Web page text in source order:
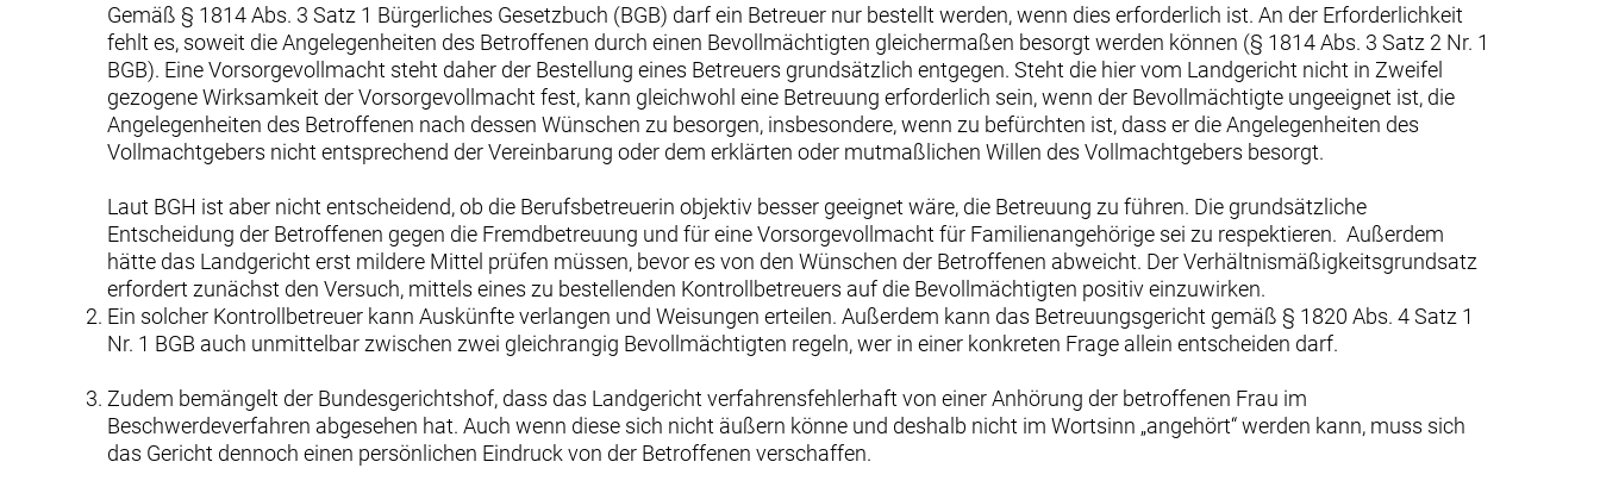
Gemäß § 1814 Abs. 3 Satz 1 Bürgerliches Gesetzbuch (BGB) darf ein Betreuer nur bestellt werden, wenn dies erforderlich ist. An der Erforderlichkeit
fehlt es, soweit die Angelegenheiten des Betroffenen durch einen Bevollmächtigten gleichermaßen besorgt werden können (§ 1814 Abs. 3 Satz 2 Nr. 1
BGB). Eine Vorsorgevollmacht steht daher der Bestellung eines Betreuers grundsätzlich entgegen. Steht die hier vom Landgericht nicht in Zweifel
gezogene Wirksamkeit der Vorsorgevollmacht fest, kann gleichwohl eine Betreuung erforderlich sein, wenn der Bevollmächtigte ungeeignet ist, die
Angelegenheiten des Betroffenen nach dessen Wünschen zu besorgen, insbesondere, wenn zu befürchten ist, dass er die Angelegenheiten des
Vollmachtgebers nicht entsprechend der Vereinbarung oder dem erklärten oder mutmaßlichen Willen des Vollmachtgebers besorgt.
Laut BGH ist aber nicht entscheidend, ob die Berufsbetreuerin objektiv besser geeignet wäre, die Betreuung zu führen. Die grundsätzliche
Entscheidung der Betroffenen gegen die Fremdbetreuung und für eine Vorsorgevollmacht für Familienangehörige sei zu respektieren. Außerdem
hätte das Landgericht erst mildere Mittel prüfen müssen, bevor es von den Wünschen der Betroffenen abweicht. Der Verhältnismäßigkeitsgrundsatz
erfordert zunächst den Versuch, mittels eines zu bestellenden Kontrollbetreuers auf die Bevollmächtigten positiv einzuwirken.
Ein solcher Kontrollbetreuer kann Auskünfte verlangen und Weisungen erteilen. Außerdem kann das Betreuungsgericht gemäß § 1820 Abs. 4 Satz 1
Nr. 1 BGB auch unmittelbar zwischen zwei gleichrangig Bevollmächtigten regeln, wer in einer konkreten Frage allein entscheiden darf.
Zudem bemängelt der Bundesgerichtshof, dass das Landgericht verfahrensfehlerhaft von einer Anhörung der betroffenen Frau im
Beschwerdeverfahren abgesehen hat. Auch wenn diese sich nicht äußern könne und deshalb nicht im Wortsinn „angehört“ werden kann, muss sich
das Gericht dennoch einen persönlichen Eindruck von der Betroffenen verschaffen.